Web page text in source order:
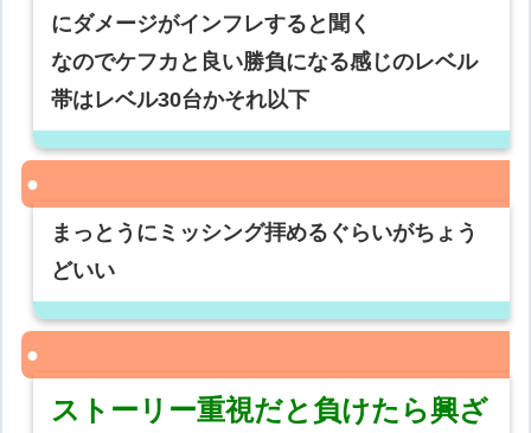
にダメージがインフレすると聞く
なのでケフカと良い勝負になる感じのレベル
帯はレベル30台かそれ以下
まっとうにミッシング拝めるぐらいがちょう
どいい
ストーリー重視だと負けたら興ざ